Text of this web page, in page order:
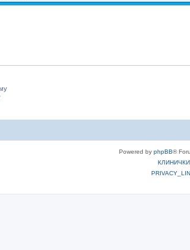
Powered by phpBB®